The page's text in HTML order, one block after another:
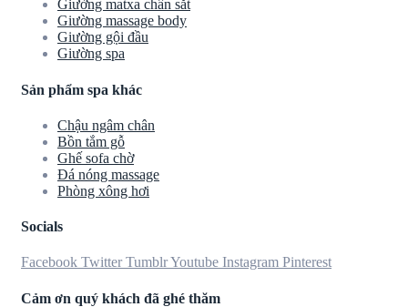
Giường matxa chân sắt
Giường massage body
Giường gội đầu
Giường spa
Sản phẩm spa khác
Chậu ngâm chân
Bồn tắm gỗ
Ghế sofa chờ
Đá nóng massage
Phòng xông hơi
Socials
Facebook Twitter TumblrYoutube Instagram Pinterest
Cảm ơn quý khách đã ghé thăm